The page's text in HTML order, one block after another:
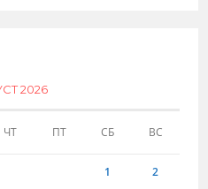
2026
ЧТ ПТ СБ ВС
1 2